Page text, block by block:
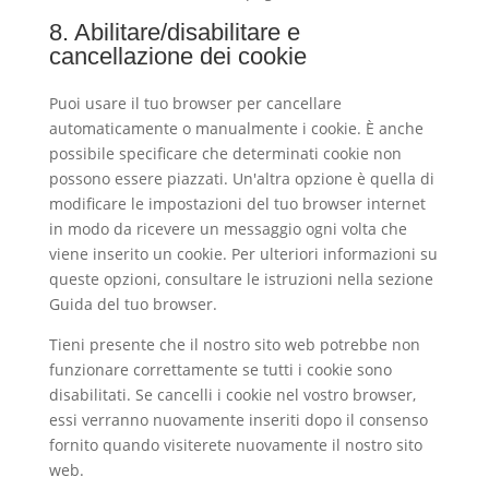
8. Abilitare/disabilitare e
cancellazione dei cookie
Puoi usare il tuo browser per cancellare
automaticamente o manualmente i cookie. È anche
possibile specificare che determinati cookie non
possono essere piazzati. Un'altra opzione è quella di
modificare le impostazioni del tuo browser internet
in modo da ricevere un messaggio ogni volta che
viene inserito un cookie. Per ulteriori informazioni su
queste opzioni, consultare le istruzioni nella sezione
Guida del tuo browser.
Tieni presente che il nostro sito web potrebbe non
funzionare correttamente se tutti i cookie sono
disabilitati. Se cancelli i cookie nel vostro browser,
essi verranno nuovamente inseriti dopo il consenso
fornito quando visiterete nuovamente il nostro sito
web.